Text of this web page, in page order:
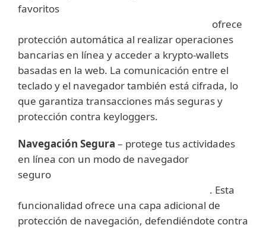
favoritos
ofrece
protección automática al realizar operaciones
bancarias en línea y acceder a krypto-wallets
basadas en la web. La comunicación entre el
teclado y el navegador también está cifrada, lo
que garantiza transacciones más seguras y
protección contra keyloggers.
Navegación Segura – protege tus actividades
en línea con un modo de navegador
seguro
. Esta
funcionalidad ofrece una capa adicional de
protección de navegación, defendiéndote contra